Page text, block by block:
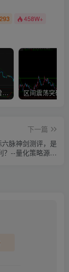
293 458W+
金手指分析系统，曾经市场价39800
下一篇
脉神剑测评，是
？--量化策略源码